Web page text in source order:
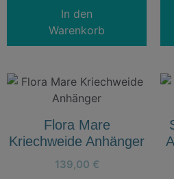
In den
Warenkorb
Flora Mare
Kriechweide Anhänger
139,00 €